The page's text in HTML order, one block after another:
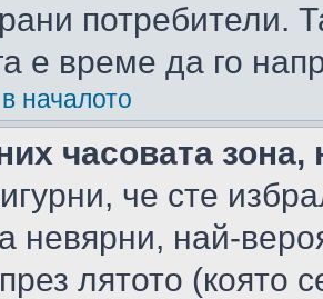
потребители.
е време да го
началото
часовата
че сте
невярни, най-
лятото (която